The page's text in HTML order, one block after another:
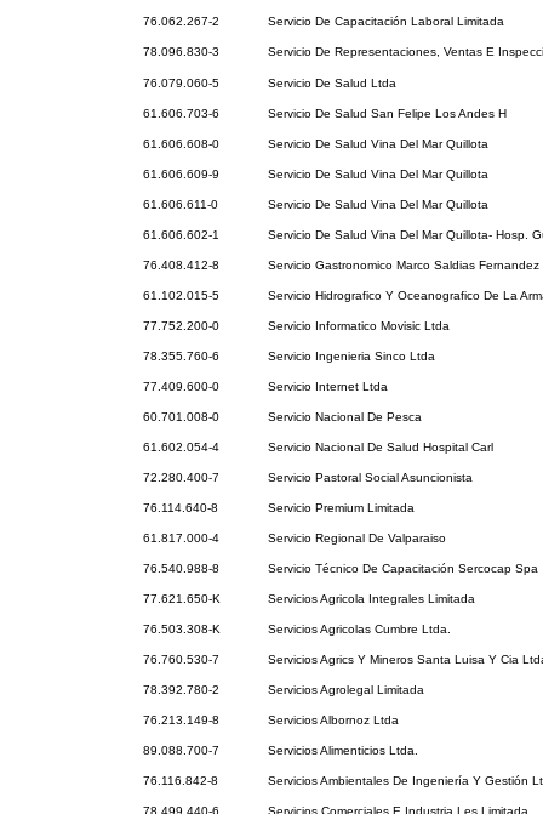
76.062.267-2 Servicio De Capacitación Laboral Limitada
78.096.830-3 Servicio De Representaciones, Ventas E
76.079.060-5 Servicio De Salud Ltda
61.606.703-6 Servicio De Salud San Felipe Los Andes H
61.606.608-0 Servicio De Salud Vina Del Mar Quillota
61.606.609-9 Servicio De Salud Vina Del Mar Quillota
61.606.611-0 Servicio De Salud Vina Del Mar Quillota
61.606.602-1 Servicio De Salud Vina Del Mar Quillota- Hosp.
76.408.412-8 Servicio Gastronomico Marco Saldias Fernandez
61.102.015-5 Servicio Hidrografico Y Oceanografico De La
77.752.200-0 Servicio Informatico Movisic Ltda
78.355.760-6 Servicio Ingenieria Sinco Ltda
77.409.600-0 Servicio Internet Ltda
60.701.008-0 Servicio Nacional De Pesca
61.602.054-4 Servicio Nacional De Salud Hospital Carl
72.280.400-7 Servicio Pastoral Social Asuncionista
76.114.640-8 Servicio Premium Limitada
61.817.000-4 Servicio Regional De Valparaiso
76.540.988-8 Servicio Técnico De Capacitación Sercocap Spa
77.621.650-K Servicios Agricola Integrales Limitada
76.503.308-K Servicios Agricolas Cumbre Ltda.
76.760.530-7 Servicios Agrics Y Mineros Santa Luisa Y Cia
78.392.780-2 Servicios Agrolegal Limitada
76.213.149-8 Servicios Albornoz Ltda
89.088.700-7 Servicios Alimenticios Ltda.
76.116.842-8 Servicios Ambientales De Ingeniería Y Gestión
78.499.440-6 Servicios Comerciales E Industria Les Limitada